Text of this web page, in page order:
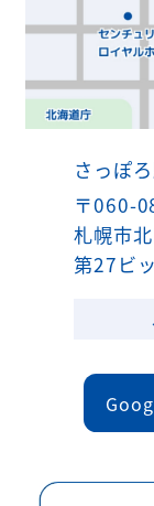
さっぽ
〒060-
札幌市
第27ビ